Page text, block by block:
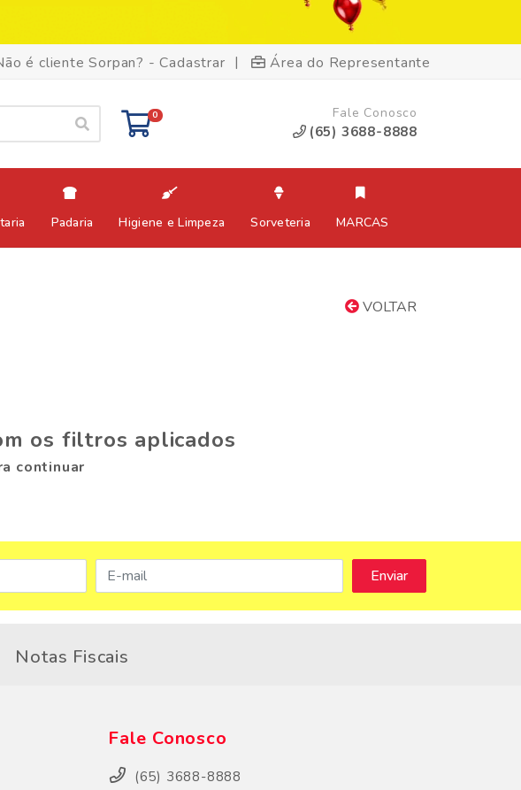
é cliente Sorpan? - Cadastrar | Área do Representante
0 Fale Conosco
(65) 3688-8888
Padaria Higiene e Limpeza Sorveteria MARCAS
VOLTAR
os filtros aplicados
continuar
Notas Fiscais
Fale Conosco
(65) 3688-8888